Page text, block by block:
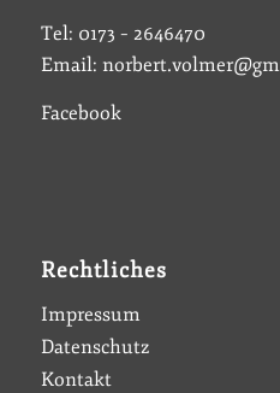
Tel: 0173 – 2646470
Email:
Facebook
Rechtliches
Impressum
Datenschutz
Kontakt